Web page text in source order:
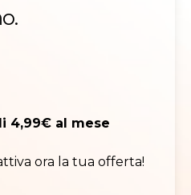
4,99€ al mese
ora la tua offerta!